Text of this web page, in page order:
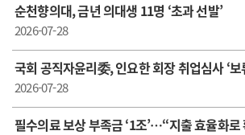
순천향의대, 금년 의대생 11명 ‘초과 선발’
2026-07-28
국회 공직자윤리委, 인요한 회장 취업심사 ‘보
2026-07-28
필수의료 보상 부족금 ‘1조’…“지출 효율화로